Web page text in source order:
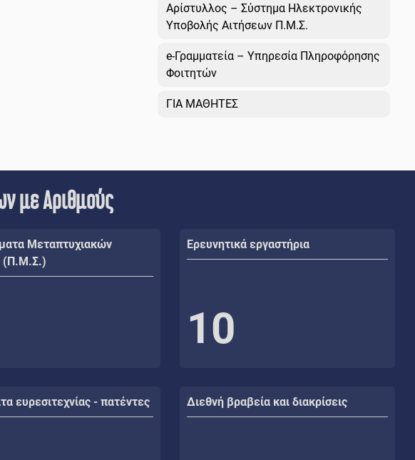
Αρίστυλλος – Σύστημα Ηλεκτρονικής
Υποβολής Αιτήσεων Π.Μ.Σ.
e-Γραμματεία – Υπηρεσία Πληροφόρησης
Φοιτητών
ΓΙΑ ΜΑΘΗΤΕΣ
με Αριθμούς
Μεταπτυχιακών
(Π.Μ.Σ.)
Ερευνητικά εργαστήρια
10
ευρεσιτεχνίας - πατέντες Διεθνή βραβεία και διακρίσεις